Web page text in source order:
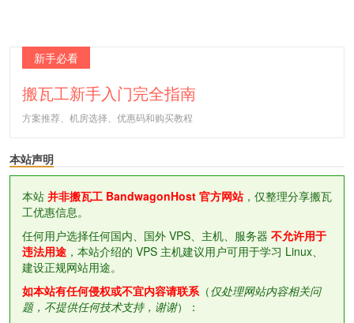
新手必看
搬瓦工新手入门完全指南
方案推荐、机房选择、优惠码和购买教程
本站声明
本站 并非搬瓦工 BandwagonHost 官方网站，仅整理分享搬瓦
工优惠信息。
任何用户选择任何国内、国外 VPS、主机、服务器 不允许用于
违法用途 ，本站介绍的 VPS 主机建议用户可用于学习 Linux、
建设正规网站用途。
如本站有任何侵权或不宜内容请联系（仅处理网站内容相关问
题，不提供任何技术支持，谢谢）：